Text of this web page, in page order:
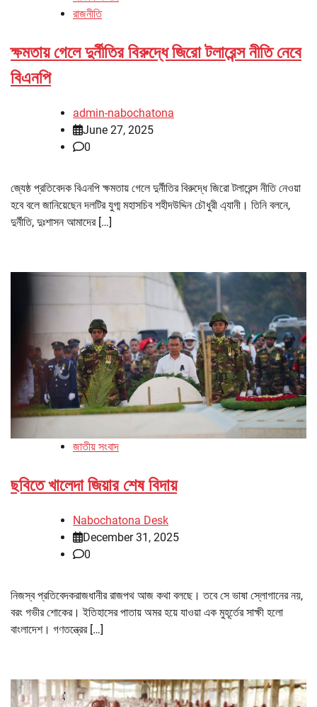
রাজনীতি
ক্ষমতায় গেলে দুর্নীতির বিরুদ্ধে জিরো টলারেন্স নীতি নেবে
বিএনপি
admin-nabochatona
June 27, 2025
0
জ্যেষ্ঠ প্রতিবেদক বিএনপি ক্ষমতায় গেলে দুর্নীতির বিরুদ্ধে জিরো টলারেন্স নীতি নেওয়া
হবে বলে জানিয়েছেন দলটির যুগ্ম মহাসচিব শহীদউদ্দিন চৌধুরী এ্যানী। তিনি বলনে,
দুর্নীতি, দুঃশাসন আমাদের […]
জাতীয় সংবাদ
ছবিতে খালেদা জিয়ার শেষ বিদায়
Nabochatona Desk
December 31, 2025
0
নিজস্ব প্রতিবেদকরাজধানীর রাজপথ আজ কথা বলছে। তবে সে ভাষা স্লোগানের নয়,
বরং গভীর শোকের। ইতিহাসের পাতায় অমর হয়ে যাওয়া এক মুহূর্তের সাক্ষী হলো
বাংলাদেশ। গণতন্ত্রের […]